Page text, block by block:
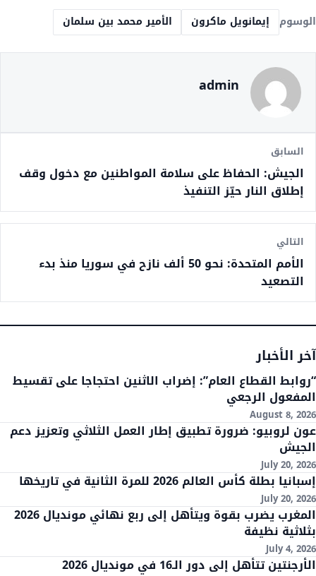
الوسوم إيمانويل ماكرون الأمير محمد بين سلمان
admin
السابق
الجيش: الحفاظ على سلامة المواطنين مع دخول وقف
إطلاق النار حيّز التنفيذ
التالي
الأمم المتحدة: نحو 50 ألف نازح في سوريا منذ بدء
التصعيد
آخر الأخبار
“روابط القطاع العام”: إضراب الاثنين احتجاجا على تقسيط
المفعول الرجعي
August 8, 2026
عون لروبيو: ضرورة تطبيق إطار العمل الثلاثي وتعزيز دعم
الجيش
July 20, 2026
إسبانيا بطلة كأس العالم 2026 للمرة الثانية في تاريخها
July 20, 2026
المغرب يضرب بقوة ويتأهل إلى ربع نهائي مونديال 2026
بثلاثية نظيفة
July 4, 2026
الأرجنتين تتأهل إلى دور الـ16 في مونديال 2026